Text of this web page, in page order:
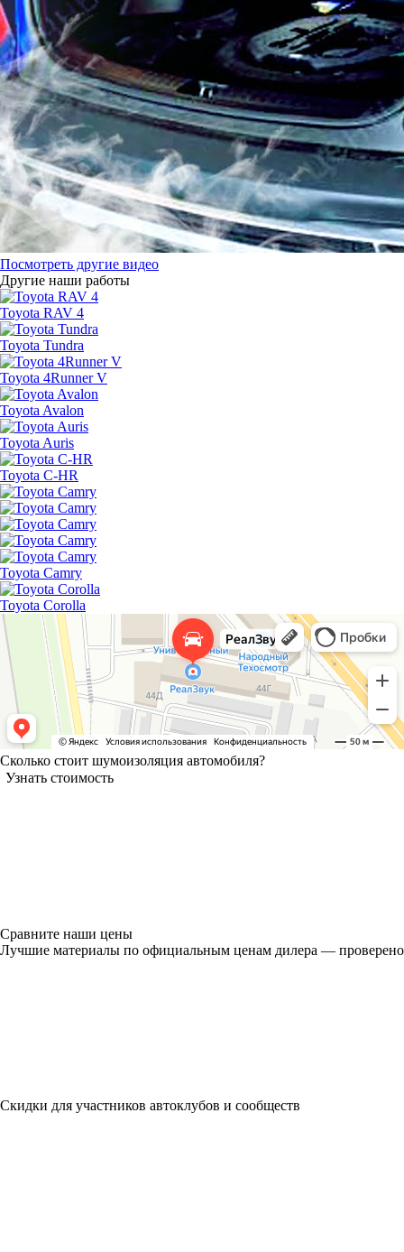
Посмотреть другие видео
Другие наши работы
Toyota RAV 4
Toyota Tundra
Toyota 4Runner V
Toyota Avalon
Toyota Auris
Toyota C-HR
Toyota Camry
Toyota Corolla
Сколько стоит шумоизоляция автомобиля?
Узнать стоимость
Сравните наши цены
Лучшие материалы по официальным ценам дилера — проверено
Скидки для участников автоклубов и сообществ